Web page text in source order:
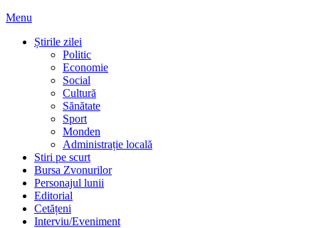
Menu
Știrile zilei
Politic
Economie
Social
Cultură
Sănătate
Sport
Monden
Administrație locală
Stiri pe scurt
Bursa Zvonurilor
Personajul lunii
Editorial
Cetățeni
Interviu/Eveniment